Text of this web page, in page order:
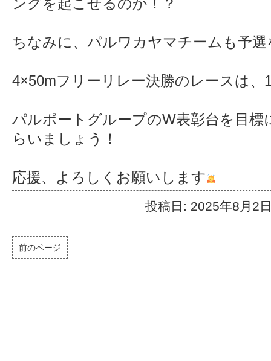
ングを起こせるのか！？
ちなみに、パルワカヤマチームも予
4×50mフリーリレー決勝のレースは、
パルポートグループのW表彰台を目標
らいましょう！
応援、よろしくお願いします
投稿日: 2025年8月2
前のページ